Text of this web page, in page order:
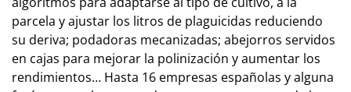
parcela y ajustar los litros de pla­­guicidas reduciendo
su deriva; podadoras mecanizadas; abe­jo­­­­rros servidos
en cajas para mejorar la po­li­ni­zación y aumentar los
rendimientos… Hasta 16 empresas es­pa­ño­las y a­lguna